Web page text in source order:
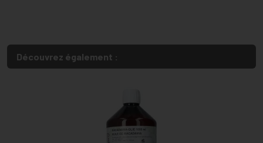
Découvrez également :